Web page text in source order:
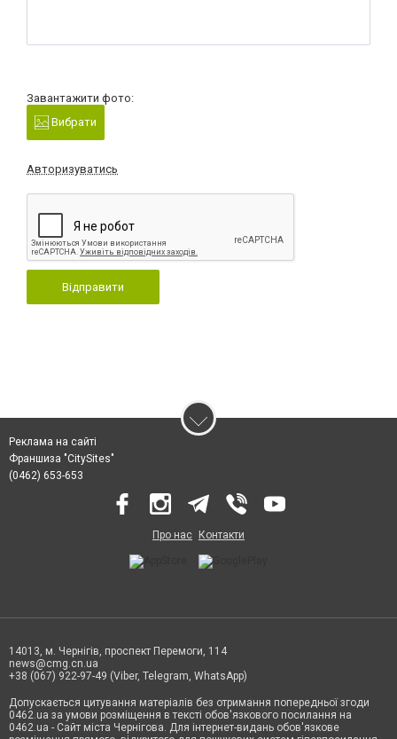
Завантажити фото:
Вибрати
Авторизуватись
Відправити
Реклама на сайті
Франшиза "CitySites"
(0462) 653-653
Про нас Контакти
14013, м. Чернігів, проспект Перемоги, 114
news@cmg.cn.ua
+38 (067) 922-97-49 (Viber, Telegram, WhatsApp)
Допускається цитування матеріалів без отримання попередньої згоди
0462.ua за умови розміщення в тексті обов'язкового посилання на
0462.ua - Сайт міста Чернігова. Для інтернет-видань обов'язкове